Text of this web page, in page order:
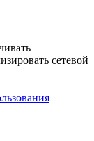
сетевой